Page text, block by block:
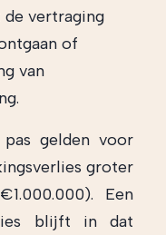
vertraging
of
van
pas gelden voor
groter
Een
blijft in dat